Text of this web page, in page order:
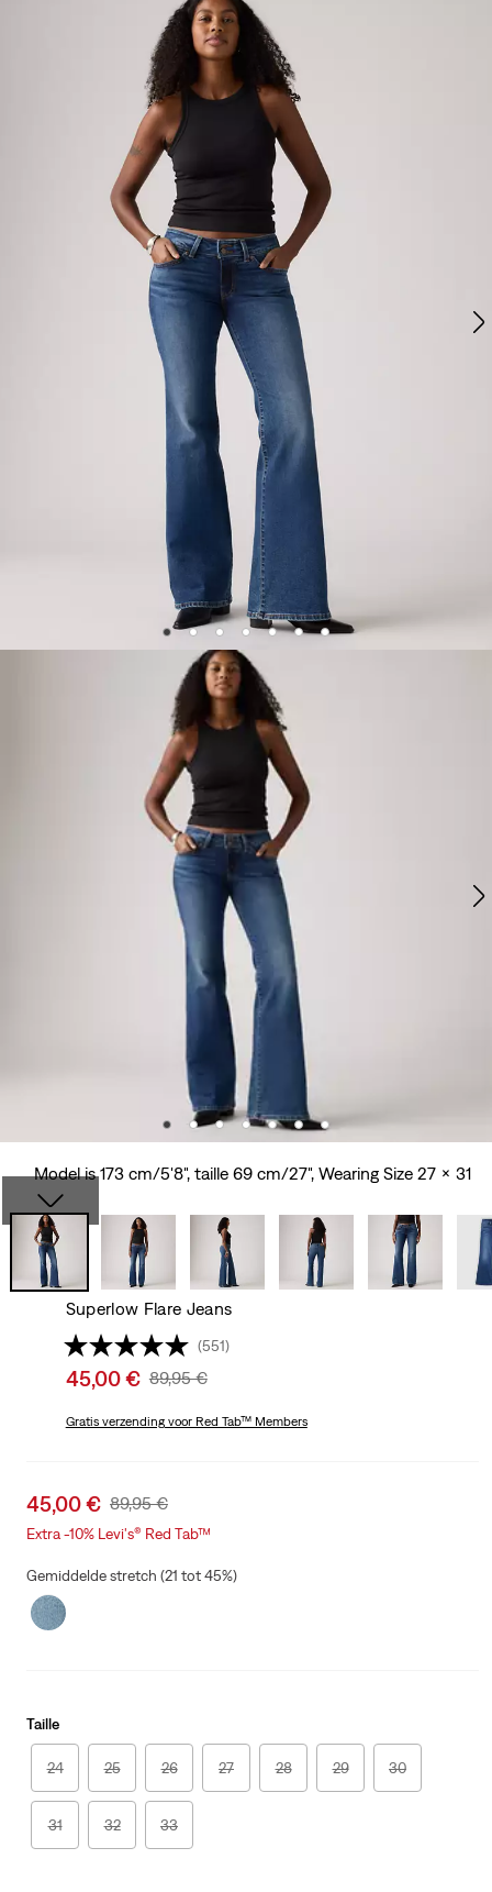
Model is 173 cm/5'8", taille 69 cm/27", Wearing Size 27 x 31
Superlow Flare Jeans
(551)
Sale
is
45,00 € Original
Was
89,95 €
Gratis verzendingvoor Red Tab™ Members
Sale
price
45,00 € Original
Price
89,95 €
Extra -10% Levi's® Red Tab™
Gemiddelde stretch (21 tot 45%)
Taille
24 25 26 27 28 29 30
31 32 33